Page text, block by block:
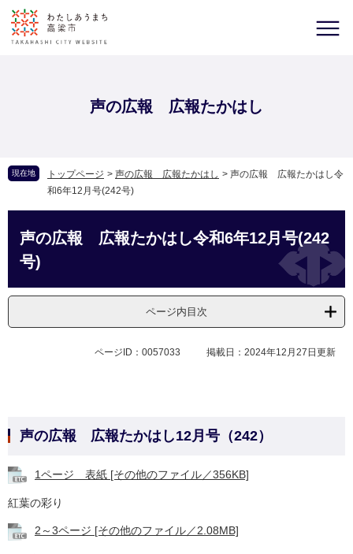
声の広報 広報たかはし
現在地 トップページ > 声の広報 広報たかはし > 声の広報 広報たかはし令
和6年12月号(242号)
声の広報 広報たかはし令和6年12月号(242
号)
ページ内目次
ページID：0057033 掲載日：2024年12月27日更新
声の広報 広報たかはし12月号（242）
​1ページ 表紙 [その他のファイル／356KB]
紅葉の彩り
2～3ページ [その他のファイル／2.08MB]